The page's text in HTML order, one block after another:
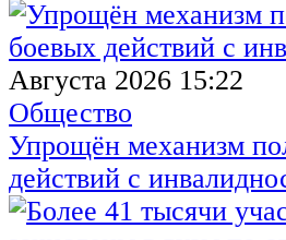
Августа 2026 15:22
Общество
Упрощён механизм
действий с